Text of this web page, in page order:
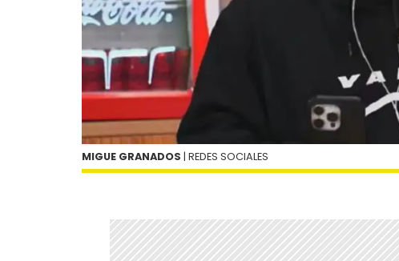
MIGUE GRANADOS | REDES SOCIALES